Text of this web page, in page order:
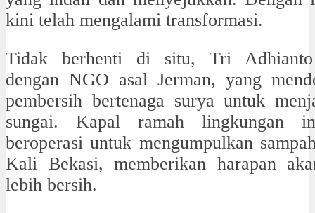
kini telah mengalami transformasi.
Tidak berhenti di situ, Tri Adhianto
dengan NGO asal Jerman, yang
pembersih bertenaga surya untuk
sungai. Kapal ramah lingkungan
beroperasi untuk mengumpulkan
Kali Bekasi, memberikan harapan
lebih bersih.